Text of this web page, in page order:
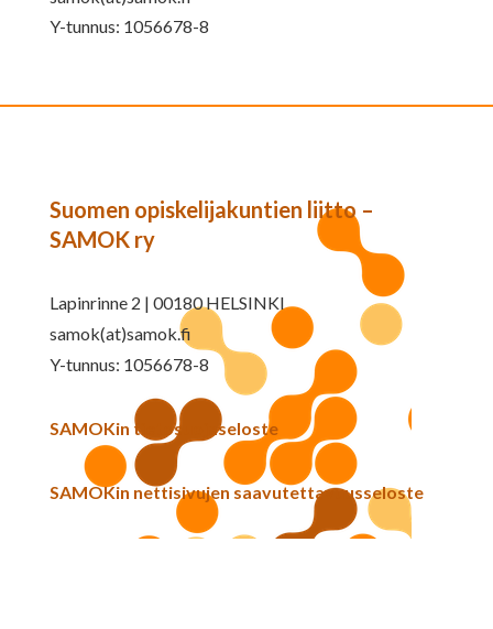
Y-tunnus: 1056678-8
Suomen opiskelijakuntien liitto –
SAMOK ry
Lapinrinne 2 | 00180 HELSINKI
samok(at)samok.fi
Y-tunnus: 1056678-8
SAMOKin tietosuojaseloste
SAMOKin nettisivujen saavutettavuusseloste